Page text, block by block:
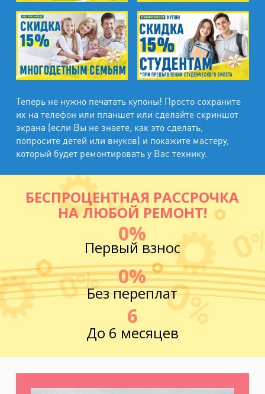
Теперь не нужно печатать купоны! Просто сохраните
их на телефон или планшет или сделайте скриншот
экрана (если Вы не знаете, как это сделать,
попросите детей или внуков) и покажите мастеру,
который будет ремонтировать у Вас технику.
БЕСПРОЦЕНТНАЯ РАССРОЧКА
НА ЛЮБОЙ РЕМОНТ!
0%
Первый взнос
0%
Без переплат
6
До 6 месяцев